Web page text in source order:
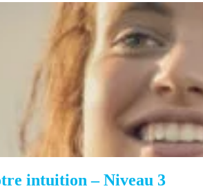
intuition – Niveau 3